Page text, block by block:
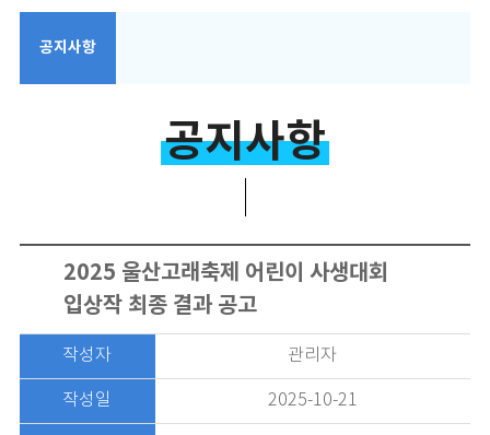
공지사항
공지사항
2025 울산고래축제 어린이 사생대회
입상작 최종 결과 공고
작성자 관리자
작성일 2025-10-21